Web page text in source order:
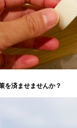
を済ませませんか？